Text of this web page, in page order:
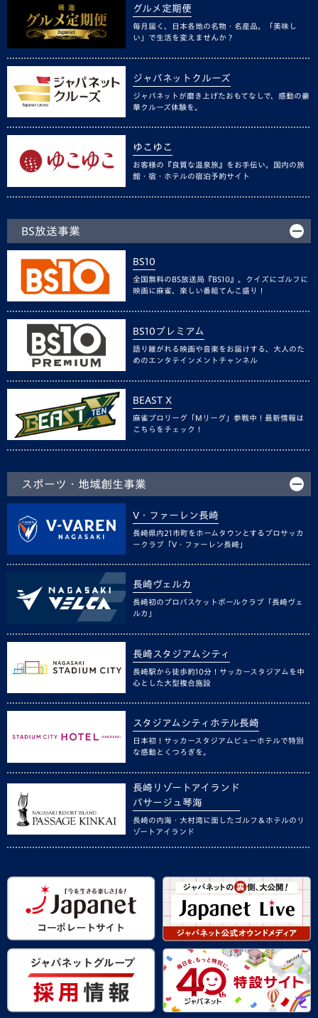
グルメ定期便
毎月届く、日本各地の名物・名産品。「美味し
い」で生活を変えませんか？
ジャパネットクルーズ
ジャパネットが磨き上げたおもてなしで、感動の豪
華クルーズ体験を。
ゆこゆこ
お客様の『良質な温泉旅』をお手伝い。国内の旅
館・宿・ホテルの宿泊予約サイト
BS放送事業
BS10
全国無料のBS放送局『BS10』。クイズにゴルフに
映画に麻雀、楽しい番組てんこ盛り！
BS10プレミアム
語り継がれる映画や音楽をお届けする、大人のた
めのエンタテインメントチャンネル
BEAST X
麻雀プロリーグ「Mリーグ」参戦中！最新情報は
こちらをチェック！
スポーツ・地域創生事業
V・ファーレン長崎
長崎県内21市町をホームタウンとするプロサッカ
ークラブ「V・ファーレン長崎」
長崎ヴェルカ
長崎初のプロバスケットボールクラブ「長崎ヴェ
ルカ」
長崎スタジアムシティ
長崎駅から徒歩約10分！サッカースタジアムを中
心とした大型複合施設
スタジアムシティホテル長崎
日本初！サッカースタジアムビューホテルで特別
な感動とくつろぎを。
長崎リゾートアイランド
パサージュ琴海
長崎の内海・大村湾に面したゴルフ＆ホテルのリ
ゾートアイランド